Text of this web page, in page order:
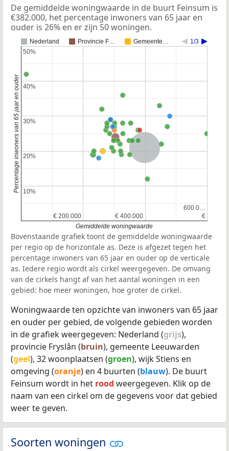
De gemiddelde woningwaarde in de buurt Feinsum is
€382.000, het percentage inwoners van 65 jaar en
ouder is 26% en er zijn 50 woningen.
Nederland Provincie F… Gemeente… 1/3
Nederland
€ 200.000
€ 200.000 € 400.000
€ 400.000 €
€
600.0…
600.0…
10%
10%
20%
20%
30%
30%
40%
40%
50%
50%
Gemiddelde woningwaarde
Percentage inwoners van 65 jaar en ouder
Bovenstaande grafiek toont de gemiddelde woningwaarde
per regio op de horizontale as. Deze is afgezet tegen het
percentage inwoners van 65 jaar en ouder op de verticale
as. Iedere regio wordt als cirkel weergegeven. De omvang
van de cirkels hangt af van het aantal woningen in een
gebied: hoe meer woningen, hoe groter de cirkel.
Woningwaarde ten opzichte van inwoners van 65 jaar
en ouder per gebied, de volgende gebieden worden
in de grafiek weergegeven: Nederland (grijs),
provincie Fryslân (bruin), gemeente Leeuwarden
(geel), 32 woonplaatsen (groen), wijk Stiens en
omgeving (oranje) en 4 buurten (blauw). De buurt
Feinsum wordt in het rood weergegeven. Klik op de
naam van een cirkel om de gegevens voor dat gebied
weer te geven.
Soorten woningen